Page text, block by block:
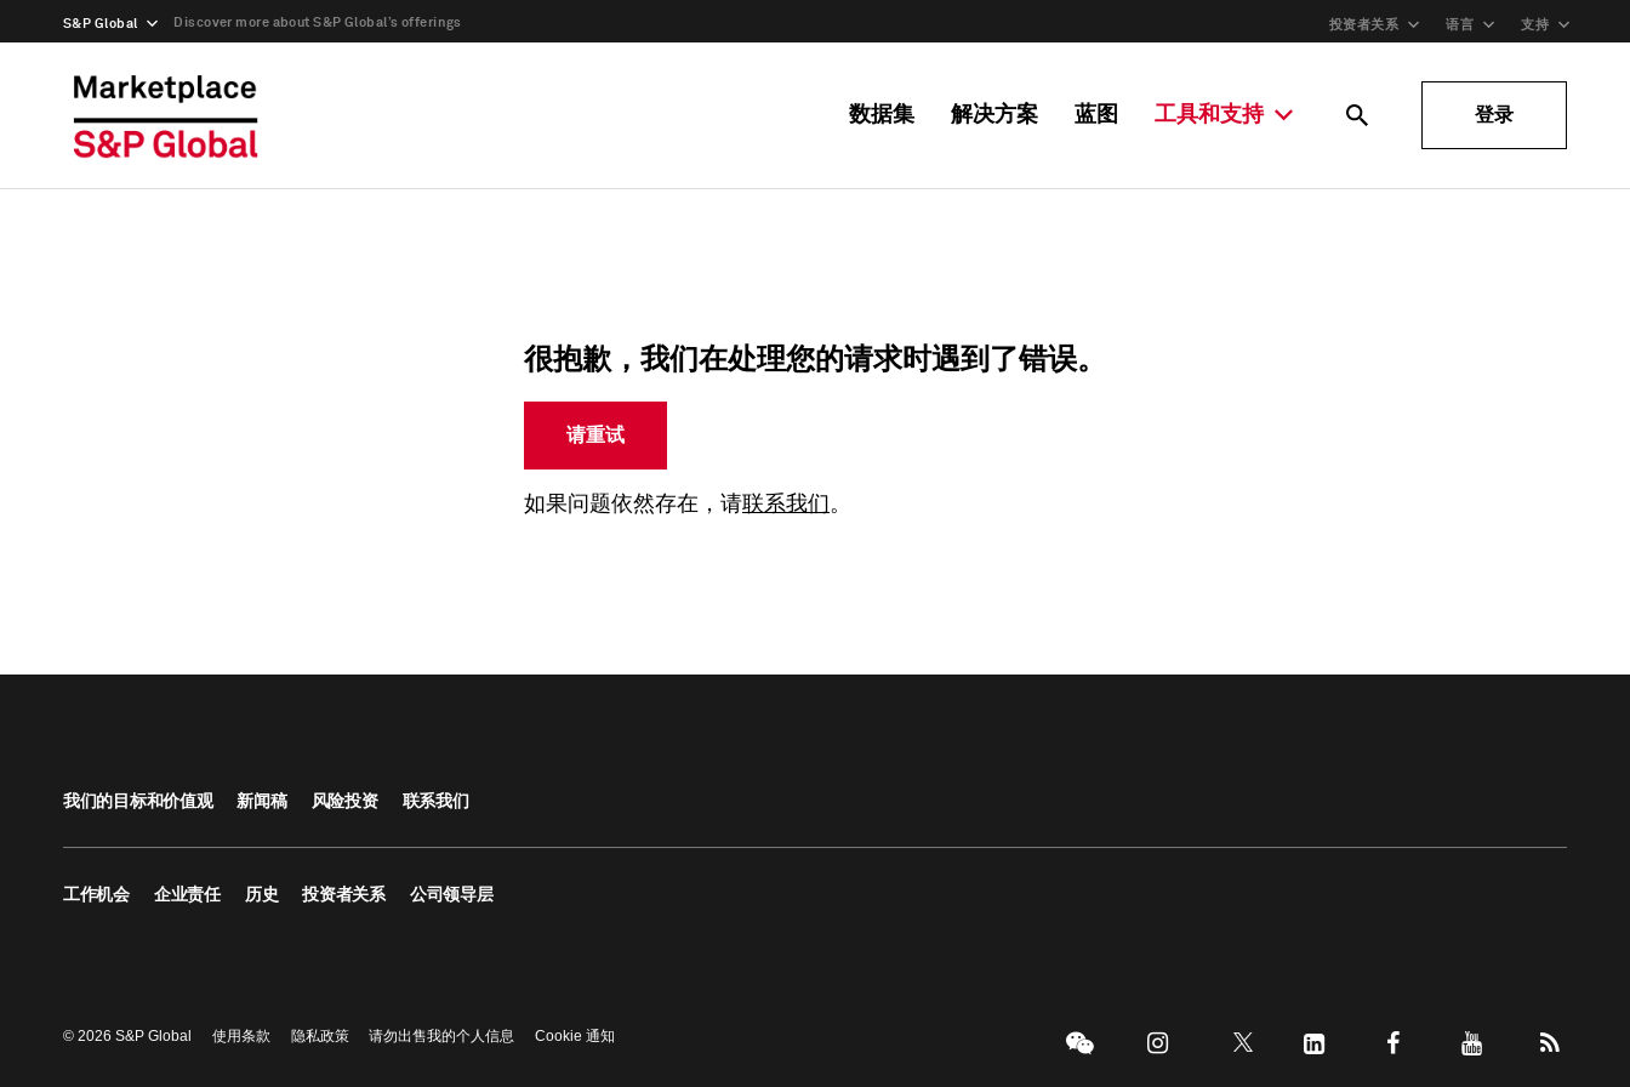
S&P Global Discover more about S&P Global’s offerings 投资者关系 语言 支持
数据集 解决方案 蓝图 工具和支持 登录
很抱歉，我们在处理您的请求时遇到了错误。
请重试
如果问题依然存在，请联系我们 。
我们的目标和价值观 新闻稿 风险投资 联系我们
工作机会 企业责任 历史 投资者关系 公司领导层
© 2026 S&P Global 使用条款 隐私政策 请勿出售我的个人信息 Cookie 通知